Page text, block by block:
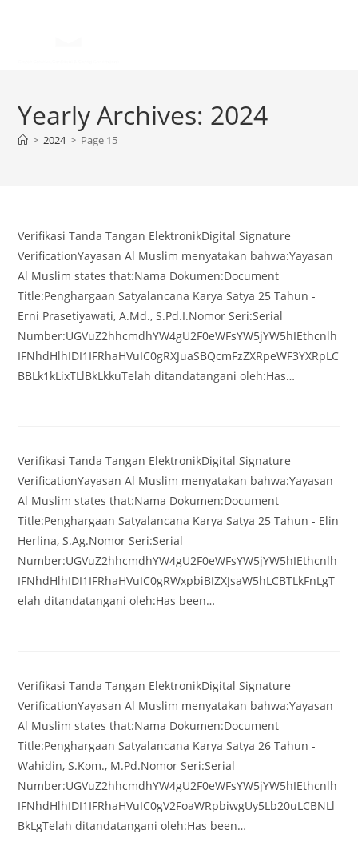
Yearly Archives: 2024
> 2024 > Page 15
Verifikasi Tanda Tangan ElektronikDigital Signature
VerificationYayasan Al Muslim menyatakan bahwa:Yayasan
Al Muslim states that:Nama Dokumen:Document
Title:Penghargaan Satyalancana Karya Satya 25 Tahun -
Erni Prasetiyawati, A.Md., S.Pd.I.Nomor Seri:Serial
Number:UGVuZ2hhcmdhYW4gU2F0eWFsYW5jYW5hIEthcnlh
IFNhdHlhIDI1IFRhaHVuIC0gRXJuaSBQcmFzZXRpeWF3YXRpLC
BBLk1kLixTLlBkLkkuTelah ditandatangani oleh:Has…
Verifikasi Tanda Tangan ElektronikDigital Signature
VerificationYayasan Al Muslim menyatakan bahwa:Yayasan
Al Muslim states that:Nama Dokumen:Document
Title:Penghargaan Satyalancana Karya Satya 25 Tahun - Elin
Herlina, S.Ag.Nomor Seri:Serial
Number:UGVuZ2hhcmdhYW4gU2F0eWFsYW5jYW5hIEthcnlh
IFNhdHlhIDI1IFRhaHVuIC0gRWxpbiBIZXJsaW5hLCBTLkFnLgT
elah ditandatangani oleh:Has been…
Verifikasi Tanda Tangan ElektronikDigital Signature
VerificationYayasan Al Muslim menyatakan bahwa:Yayasan
Al Muslim states that:Nama Dokumen:Document
Title:Penghargaan Satyalancana Karya Satya 26 Tahun -
Wahidin, S.Kom., M.Pd.Nomor Seri:Serial
Number:UGVuZ2hhcmdhYW4gU2F0eWFsYW5jYW5hIEthcnlh
IFNhdHlhIDI1IFRhaHVuIC0gV2FoaWRpbiwgUy5Lb20uLCBNLl
BkLgTelah ditandatangani oleh:Has been…